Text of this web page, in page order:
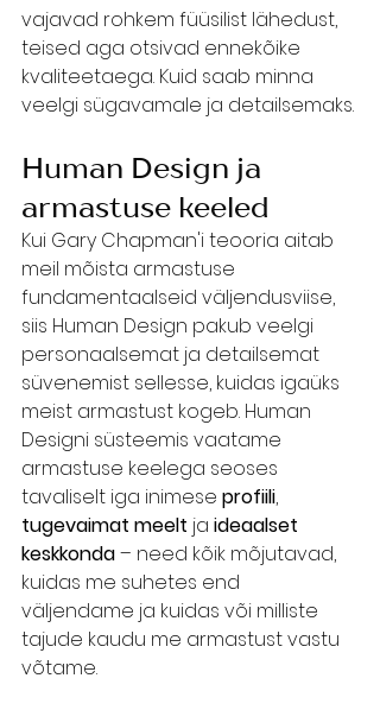
vajavad rohkem füüsilist lähedust,
teised aga otsivad ennekõike
kvaliteetaega. Kuid saab minna
veelgi sügavamale ja detailsemaks.
Human Design ja
armastuse keeled
Kui Gary Chapman'i teooria aitab
meil mõista armastuse
fundamentaalseid väljendusviise,
siis Human Design pakub veelgi
personaalsemat ja detailsemat
süvenemist sellesse, kuidas igaüks
meist armastust kogeb. Human
Designi süsteemis vaatame
armastuse keelega seoses
tavaliselt iga inimese profiili,
tugevaimat meelt ja ideaalset
keskkonda – need kõik mõjutavad,
kuidas me suhetes end
väljendame ja kuidas või milliste
tajude kaudu me armastust vastu
võtame.